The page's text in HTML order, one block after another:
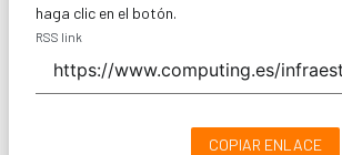
haga clic en el botón.
RSS link
COPIAR ENLACE